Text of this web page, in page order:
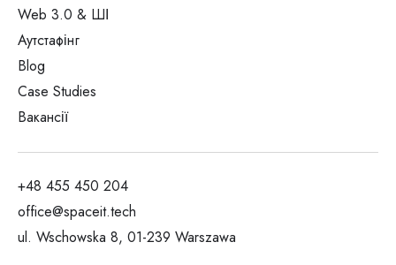
Web 3.0 & ШІ
Аутстафінг
Blog
Case Studies
Вакансії
+48 455 450 204
office@spaceit.tech
ul. Wschowska 8, 01-239 Warszawa